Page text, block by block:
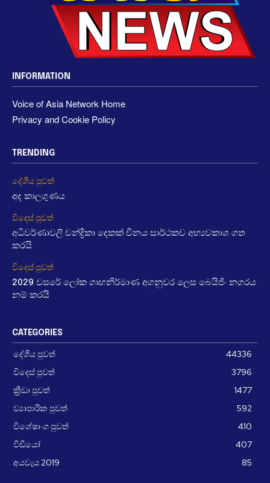
INFORMATION
Voice of Asia Network Home
Privacy and Cookie Policy
TRENDING
දේශීය පුවත්
අද කාලගුණය
විදෙස් පුවත්
අධිවර්ණාවලි චන්ද්‍රිකා දෙකක් චීනය සාර්ථකව අභ්‍යවකාශ ගත
කරයි
විදෙස් පුවත්
2029 වසරේ ලෝක ගෘහනිර්මාණ අගනුවර ලෙස බෙයිජිං නගරය
නම් කරයි
CATEGORIES
දේශීය පුවත්
44336
විදෙස් පුවත්
3796
ක්‍රීඩා පුවත්
1477
ව්‍යාපාරික පුවත්
592
විශේෂාංග පුවත්
410
වීඩීයෝ
407
අයවැය 2019
85